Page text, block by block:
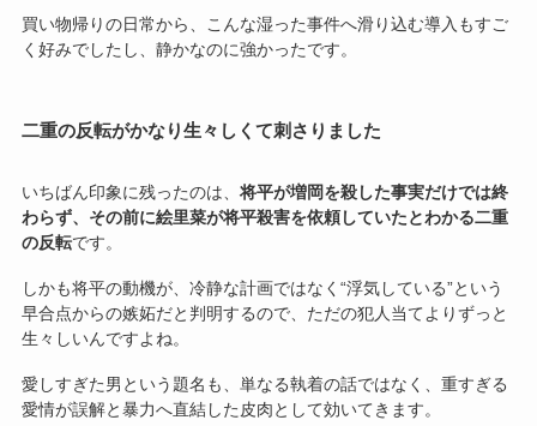
買い物帰りの日常から、こんな湿った事件へ滑り込む導入もすご
く好みでしたし、静かなのに強かったです。
二重の反転がかなり生々しくて刺さりました
いちばん印象に残ったのは、 将平が増岡を殺した事実だけでは終
わらず、その前に絵里菜が将平殺害を依頼していたとわかる二重
の反転です。
しかも将平の動機が、冷静な計画ではなく“浮気している”という
早合点からの嫉妬だと判明するので、ただの犯人当てよりずっと
生々しいんですよね。
愛しすぎた男という題名も、単なる執着の話ではなく、重すぎる
愛情が誤解と暴力へ直結した皮肉として効いてきます。